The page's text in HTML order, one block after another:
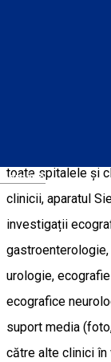
Română
toate spitalele și
clinicii, aparatul
investigații
urologie,
ecografice
suport media
către alte clinici